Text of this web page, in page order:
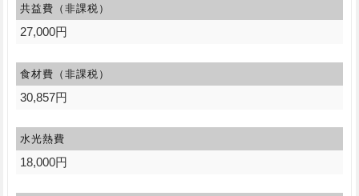
共益費（非課税）
27,000円
食材費（非課税）
30,857円
水光熱費
18,000円